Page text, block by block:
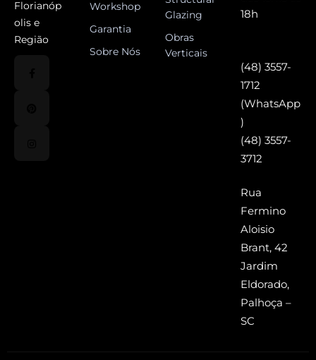
Florianóp
olis e
Região
Workshop
Garantia
Sobre Nós
Glazing
Obras
Verticais
18h
(48) 3557-
1712
(WhatsApp
)
(48) 3557-
3712
Rua
Fermino
Aloisio
Brant, 42
Jardim
Eldorado,
Palhoça –
SC